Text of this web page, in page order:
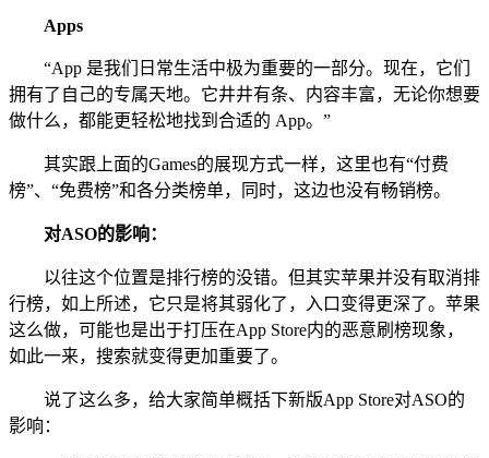
Apps
“App 是我们日常生活中极为重要的一部分。现在，它们
拥有了自己的专属天地。它井井有条、内容丰富，无论你想要
做什么，都能更轻松地找到合适的 App。”
其实跟上面的Games的展现方式一样，这里也有“付费
榜”、“免费榜”和各分类榜单，同时，这边也没有畅销榜。
对ASO的影响：
以往这个位置是排行榜的没错。但其实苹果并没有取消排
行榜，如上所述，它只是将其弱化了，入口变得更深了。苹果
这么做，可能也是出于打压在App Store内的恶意刷榜现象，
如此一来，搜索就变得更加重要了。
说了这么多，给大家简单概括下新版App Store对ASO的
影响：